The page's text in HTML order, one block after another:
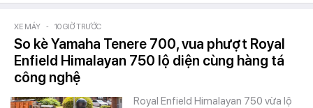
XE MÁY - 10 GIỜ TRƯỚC
So kè Yamaha Tenere 700, vua phượt Royal
Enfield Himalayan 750 lộ diện cùng hàng tá
công nghệ
Royal Enfield Himalayan 750 vừa lộ